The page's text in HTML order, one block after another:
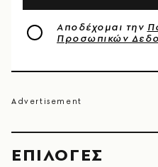
EΠΙΛΟΓΈΣ
Αποδέχομαι την
Προσωπικών